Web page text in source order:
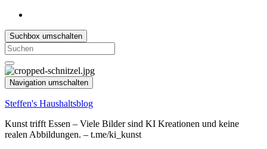
Suchbox umschalten
Search
for:
Navigation umschalten
Steffen's Haushaltsblog
Kunst trifft Essen – Viele Bilder sind KI Kreationen und keine
realen Abbildungen. – t.me/ki_kunst